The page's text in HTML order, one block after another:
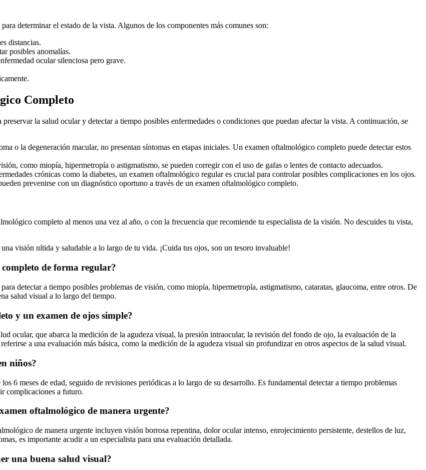
determinar el estado de la vista. Algunos de los componentes más comunes son:
distancias.
posibles anomalías.
ocular silenciosa pero grave.
Completo
la salud ocular y detectar a tiempo posibles enfermedades o condiciones que puedan afectar la vista. A continuación, se
o la degeneración macular, no presentan síntomas en etapas iniciales. Un examen oftalmológico completo puede detectar estos
como miopía, hipermetropía o astigmatismo, se pueden corregir con el uso de gafas o lentes de contacto adecuados.
crónicas como la diabetes, un examen oftalmológico regular es crucial para controlar posibles complicaciones en los ojos.
prevenirse con un diagnóstico oportuno a través de un examen oftalmológico completo.
completo al menos una vez al año, o con la frecuencia que recomiende tu especialista de la visión. No descuides tu vista,
visión nítida y saludable a lo largo de tu vida. ¡Cuida tus ojos, son un tesoro invaluable!
de forma regular?
detectar a tiempo posibles problemas de visión, como miopía, hipermetropía, astigmatismo, cataratas, glaucoma, entre otros. De
salud visual a lo largo del tiempo.
y un examen de ojos simple?
ocular, que abarca la medición de la agudeza visual, la presión intraocular, la revisión del fondo de ojo, la evaluación de la
a una evaluación más básica, como la medición de la agudeza visual sin profundizar en otros aspectos de la salud visual.
niños?
6 meses de edad, seguido de revisiones periódicas a lo largo de su desarrollo. Es fundamental detectar a tiempo problemas
complicaciones a futuro.
oftalmológico de manera urgente?
de manera urgente incluyen visión borrosa repentina, dolor ocular intenso, enrojecimiento persistente, destellos de luz,
es importante acudir a un especialista para una evaluación detallada.
una buena salud visual?